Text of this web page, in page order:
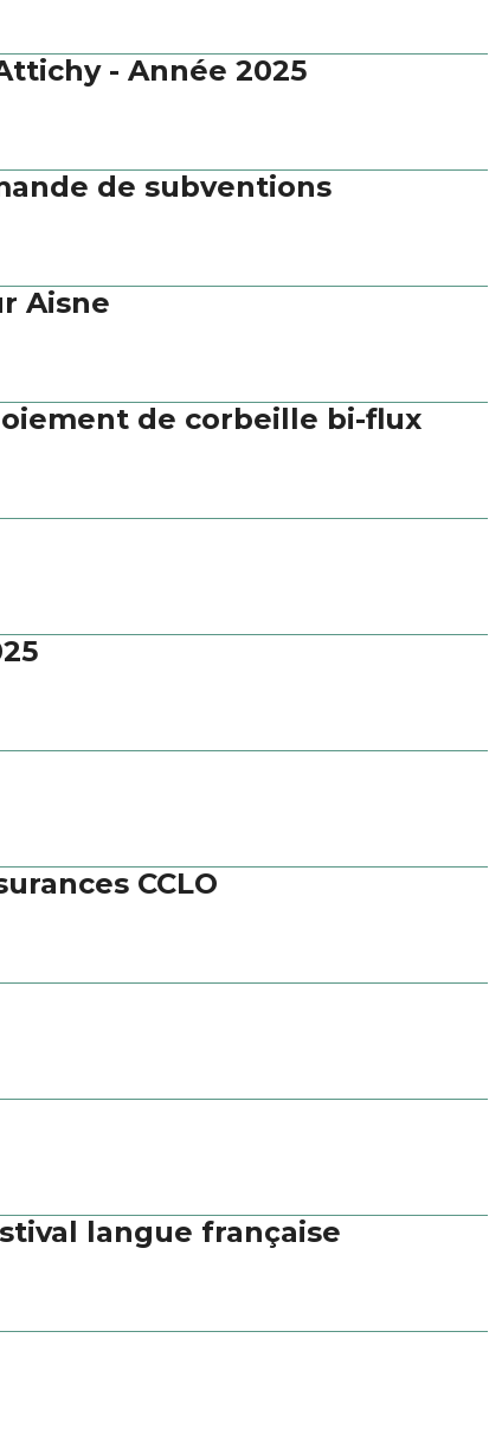
- Année 2025
de subventions
Aisne
de corbeille bi-flux
CCLO
langue française